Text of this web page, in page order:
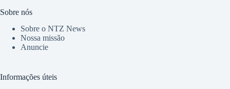
Sobre nós
Sobre o NTZ News
Nossa missão
Anuncie
Informações úteis